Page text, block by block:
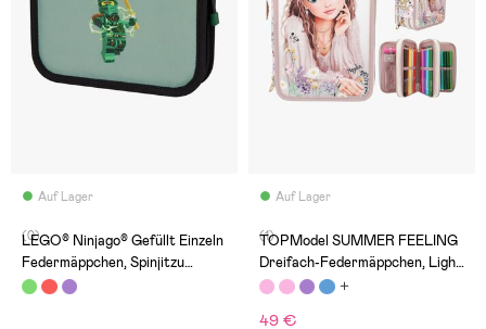
Auf Lager
(0)
LEGO® Ninjago® Gefüllt Einzeln
Federmäppchen, Spinjitzu
Master
Auf Lager
(1)
TOPModel SUMMER FEELING
Dreifach-Federmäppchen, Light
pink
49 €